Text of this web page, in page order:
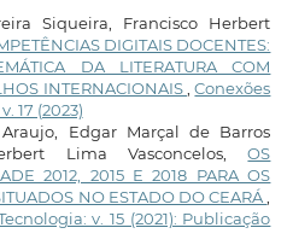
Siqueira, Francisco Herbert
DIGITAIS DOCENTES:
DA LITERATURA COM
INTERNACIONAIS ,Conexões
17 (2023)
Edgar Marçal de Barros
Lima Vasconcelos,OS
2012, 2015 E 2018 PARA OS
NO ESTADO DO CEARÁ
v. 15 (2021): Publicação